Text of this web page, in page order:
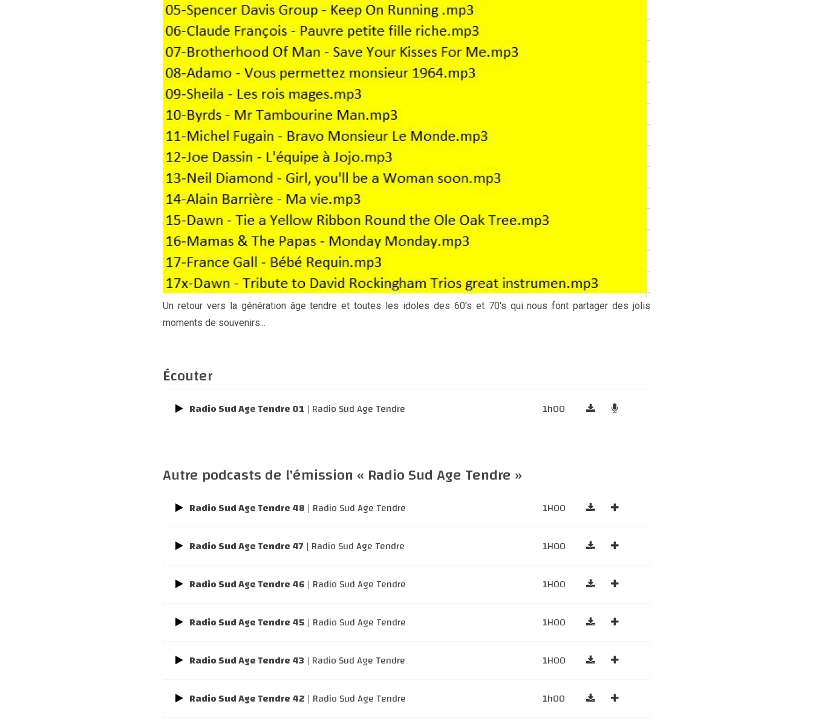
Un retour vers la génération âge tendre et toutes les idoles des 60's et 70's qui nous font partager des jolis
moments de souvenirs...
Écouter
Radio Sud Age Tendre 01 | Radio Sud Age Tendre 1h00
Autre podcasts de l'émission « Radio Sud Age Tendre »
Radio Sud Age Tendre 48 | Radio Sud Age Tendre 1H00
Radio Sud Age Tendre 47 | Radio Sud Age Tendre 1H00
Radio Sud Age Tendre 46 | Radio Sud Age Tendre 1H00
Radio Sud Age Tendre 45 | Radio Sud Age Tendre 1H00
Radio Sud Age Tendre 43 | Radio Sud Age Tendre 1H00
Radio Sud Age Tendre 42 | Radio Sud Age Tendre 1h00